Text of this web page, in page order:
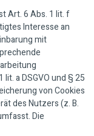
Art. 6 Abs. 1 lit. f
Interesse an
mit
a DSGVO und § 25
von Cookies
des Nutzers (z. B.
Die